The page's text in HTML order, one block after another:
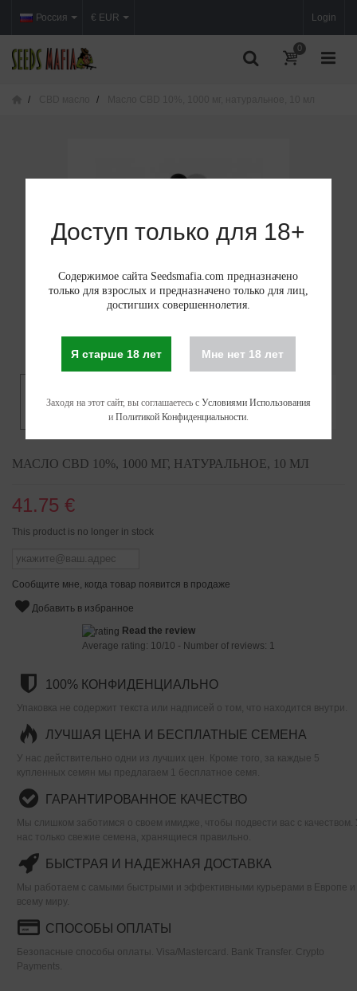
Россия Login
€ EUR
0
МАСЛО CBD 10%, 1000 МГ, НАТУРАЛЬНОЕ, 10 МЛ
41.75 €
This product is no longer in stock
Сообщите мне, когда товар появится в продаже
Добавить в избранное
Read the review
Average rating: 10/10 - Number of reviews: 1
100% КОНФИДЕНЦИАЛЬНО
Упаковка не содержит текста или надписей о том, что находится внутри.
ЛУЧШАЯ ЦЕНА И БЕСПЛАТНЫЕ СЕМЕНА
У нас действительно одни из лучших цен. Кроме того, за каждые 5
купленных семян мы предлагаем 1 бесплатное семя.
ГАРАНТИРОВАННОЕ КАЧЕСТВО
Мы слишком заботимся о своем имидже, чтобы подвести вас с качеством.
нас только свежие семена, хранящиеся правильно.
БЫСТРАЯ И НАДЕЖНАЯ ДОСТАВКА
Мы работаем с самыми быстрыми и эффективными курьерами в Европе и
всему миру.
СПОСОБЫ ОПЛАТЫ
Безопасные способы оплаты. Visa/Mastercard. Bank Transfer. Crypto
Payments.
Доступ только для 18+
Содержимое сайта Seedsmafia.com предназначено
только для взрослых и предназначено только для лиц,
достигших совершеннолетия.
Я старше 18 лет Мне нет 18 лет
Заходя на этот сайт, вы соглашаетесь с Условиями Использования
и Политикой Конфиденциальности.